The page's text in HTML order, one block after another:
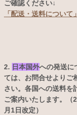
ご確認ください↓
「配送・送料について」
2. 日本国外への発送に
ては、お問合せよりご
さい。各国への送料を
ご案内いたします。（
月1日改定）